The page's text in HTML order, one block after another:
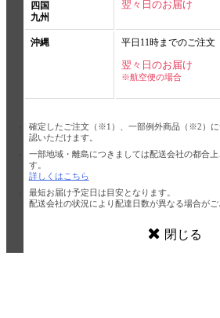
四国
九州
翌々日のお届け
沖縄 平日11時までのご注文
翌々日のお届け
※航空便の場合
確定したご注文（※1）、一部例外商品（※2）に
認いただけます。
一部地域・離島につきましては配送会社の都合
す。
詳しくはこちら
最短お届け予定日は目安となります。
配送会社の状況により配達日数が異なる場合がご
閉じる